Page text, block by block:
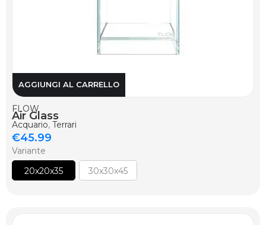
AGGIUNGI AL CARRELLO
FLOW
Air Glass
Acquario, Terrari
€45.99
Variante
20x20x35
30x30x45